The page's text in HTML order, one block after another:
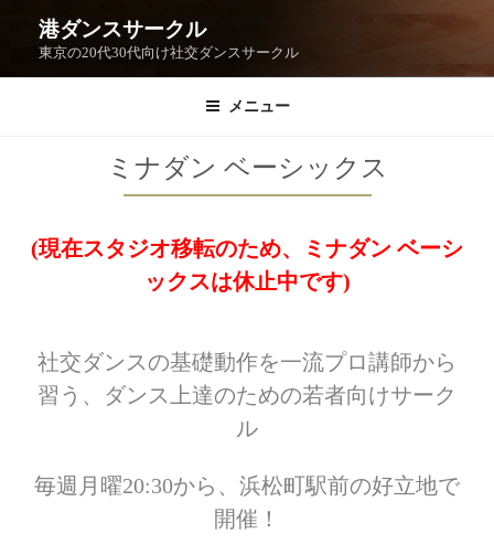
港ダンスサークル
東京の20代30代向け社交ダンスサークル
メニュー
ミナダン ベーシックス
(現在スタジオ移転のため、ミナダン ベーシ
ックスは休止中です)
社交ダンスの基礎動作を一流プロ講師から
習う、ダンス上達のための若者向けサーク
ル
毎週月曜20:30から、浜松町駅前の好立地で
開催！